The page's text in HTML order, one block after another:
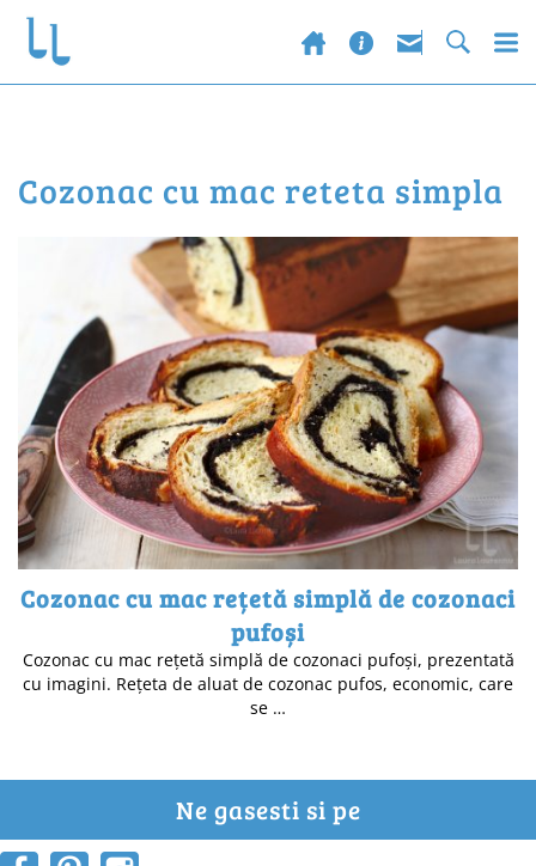
cozonac cu mac reteta simpla
Cozonac cu mac rețetă simplă de cozonaci
pufoși
Cozonac cu mac rețetă simplă de cozonaci pufoși, prezentată
cu imagini. Rețeta de aluat de cozonac pufos, economic, care
se …
Ne gasesti si pe